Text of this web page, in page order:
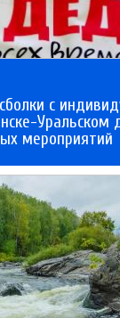
с
Уральском
мероприятий